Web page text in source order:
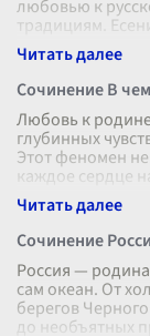
любовью к
традициям.
Сочинение В
Любовь к
глубинных
Этот феномен
каждое сердце
Сочинение
Россия —
сам океан. От
берегов
до необъятных